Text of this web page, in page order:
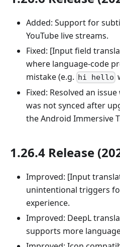
Added: Support for
YouTube live streams.
Fixed: [Input field
where language-code
mistake (e.g. hi hello
Fixed: Resolved an
was not synced after
the Android Immersive
1.26.4 Release
Improved: [Input
unintentional triggers
experience.
Improved: DeepL
supports more